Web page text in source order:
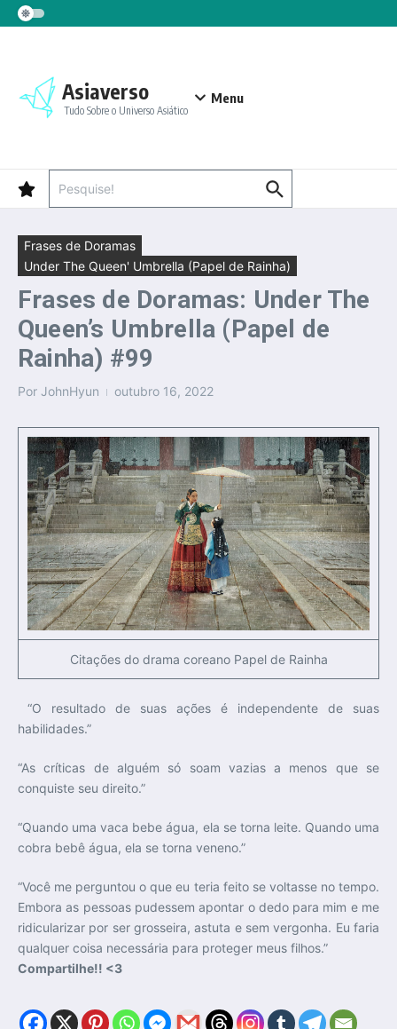
Ir para o conteúdo
Asiaverso
Tudo Sobre o Universo Asiático
Menu
Frases de Doramas
Under The Queen' Umbrella (Papel de Rainha)
Frases de Doramas: Under The
Queen’s Umbrella (Papel de
Rainha) #99
Por JohnHyun outubro 16, 2022
Citações do drama coreano Papel de Rainha
“O resultado de suas ações é independente de suas
habilidades.”
“As críticas de alguém só soam vazias a menos que se
conquiste seu direito.”
“Quando uma vaca bebe água, ela se torna leite. Quando uma
cobra bebê água, ela se torna veneno.”
“Você me perguntou o que eu teria feito se voltasse no tempo.
Embora as pessoas pudessem apontar o dedo para mim e me
ridicularizar por ser grosseira, astuta e sem vergonha. Eu faria
qualquer coisa necessária para proteger meus filhos.”
Compartilhe!! <3